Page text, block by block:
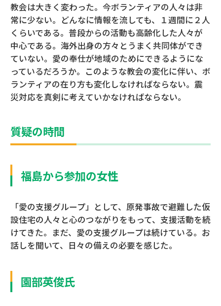
教会は大きく変わった。今ボランティアの人々は非
常に少ない。どんなに情報を流しても、１週間に２人
くらいである。普段からの活動も高齢化した人々が
中心である。海外出身の方々とうまく共同体ができ
ていない。愛の奉仕が地域のためにできるようにな
っているだろうか。このような教会の変化に伴い、ボ
ランティアの在り方も変化しなければならない。震
災対応を真剣に考えていかなければならない。
質疑の時間
福島から参加の女性
「愛の支援グループ」として、原発事故で避難した仮
設住宅の人々と心のつながりをもって、支援活動を続
けてきた。まだ、愛の支援グループは続けている。お
話しを聞いて、日々の備えの必要を感じた。
園部英俊氏